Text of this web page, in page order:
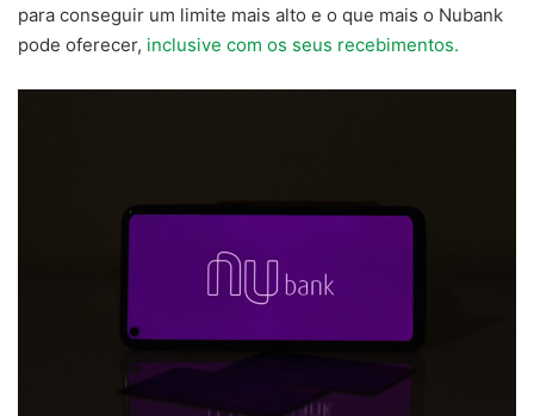
para conseguir um limite mais alto e o que mais o Nubank
pode oferecer, inclusive com os seus recebimentos.